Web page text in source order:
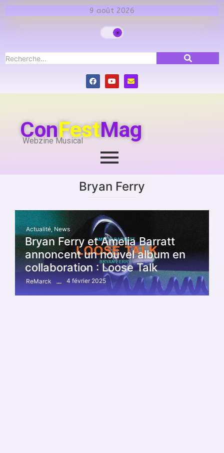
9 août 2026
ConFestMag
Webzine Musical
Bryan Ferry
Actualité, News
Bryan Ferry et Amelia Barratt
annoncent un nouvel album en
collaboration : Loose Talk
ReMarck 4 février 2025